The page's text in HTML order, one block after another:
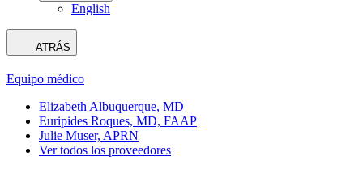
English
ATRÁS
Equipo médico
Elizabeth Albuquerque, MD
Euripides Roques, MD, FAAP
Julie Muser, APRN
Ver todos los proveedores